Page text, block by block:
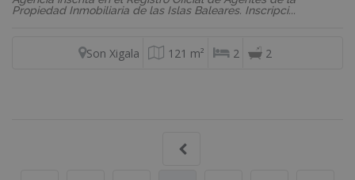
Propiedad Inmobiliaria de las Islas Baleares. Inscripci...
Son Xigala 121 m² 2 2